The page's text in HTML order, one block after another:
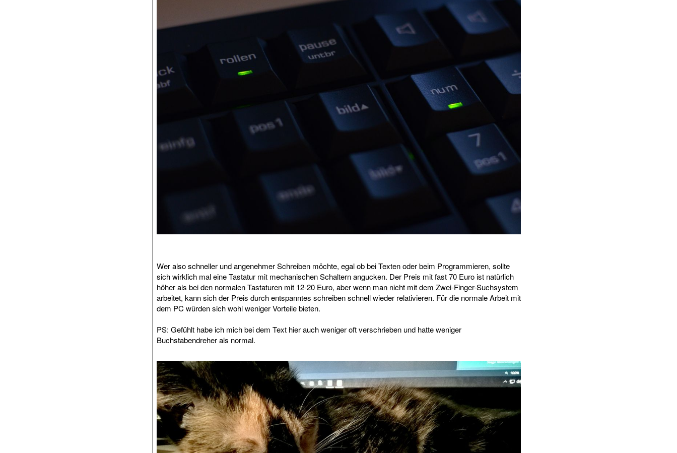
Wer also schneller und angenehmer Schreiben möchte, egal ob bei Texten oder beim Programmieren, sollte
sich wirklich mal eine Tastatur mit mechanischen Schaltern angucken. Der Preis mit fast 70 Euro ist natürlich
höher als bei den normalen Tastaturen mit 12-20 Euro, aber wenn man nicht mit dem Zwei-Finger-Suchsystem
arbeitet, kann sich der Preis durch entspanntes schreiben schnell wieder relativieren. Für die normale Arbeit mit
dem PC würden sich wohl weniger Vorteile bieten.
PS: Gefühlt habe ich mich bei dem Text hier auch weniger oft verschrieben und hatte weniger
Buchstabendreher als normal.